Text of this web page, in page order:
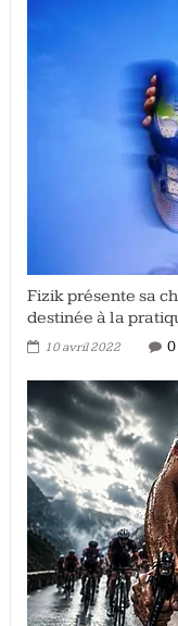
Fizik présente sa
destinée à la
10 avril 2022 0